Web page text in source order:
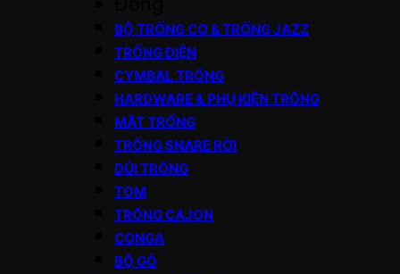
BỘ TRỐNG CƠ & TRỐNG JAZZ
TRỐNG ĐIỆN
CYMBAL TRỐNG
HARDWARE & PHỤ KIỆN TRỐNG
MẶT TRỐNG
TRỐNG SNARE RỜI
DÙI TRỐNG
TOM
TRỐNG CAJON
CONGA
BỘ GÕ